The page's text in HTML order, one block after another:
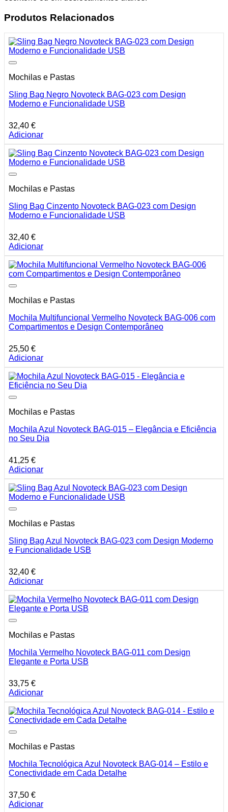
Produtos Relacionados
Mochilas e Pastas
Sling Bag Negro Novoteck BAG-023 com Design
Moderno e Funcionalidade USB
32,40 €
Adicionar
Mochilas e Pastas
Sling Bag Cinzento Novoteck BAG-023 com Design
Moderno e Funcionalidade USB
32,40 €
Adicionar
Mochilas e Pastas
Mochila Multifuncional Vermelho Novoteck BAG-006 com
Compartimentos e Design Contemporâneo
25,50 €
Adicionar
Mochilas e Pastas
Mochila Azul Novoteck BAG-015 – Elegância e Eficiência
no Seu Dia
41,25 €
Adicionar
Mochilas e Pastas
Sling Bag Azul Novoteck BAG-023 com Design Moderno
e Funcionalidade USB
32,40 €
Adicionar
Mochilas e Pastas
Mochila Vermelho Novoteck BAG-011 com Design
Elegante e Porta USB
33,75 €
Adicionar
Mochilas e Pastas
Mochila Tecnológica Azul Novoteck BAG-014 – Estilo e
Conectividade em Cada Detalhe
37,50 €
Adicionar